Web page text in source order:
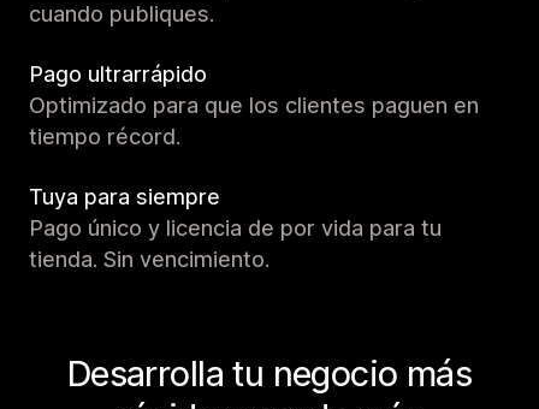
cuando publiques.
Pago ultrarrápido
Optimizado para que los clientes paguen en
tiempo récord.
Tuya para siempre
Pago único y licencia de por vida para tu
tienda. Sin vencimiento.
Desarrolla tu negocio más